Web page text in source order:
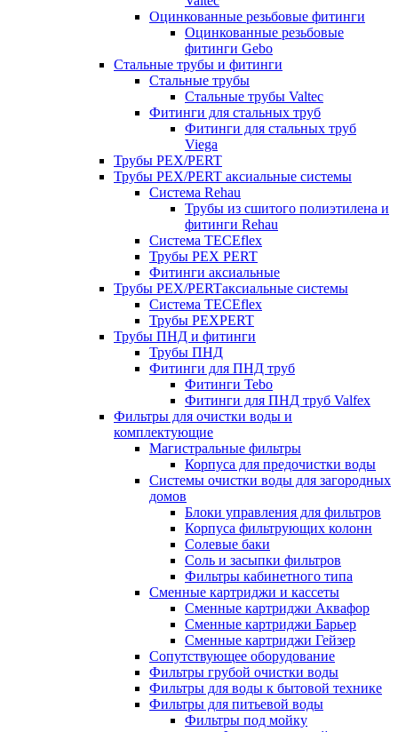
Оцинкованные резьбовые фитинги
Оцинкованные резьбовые
фитинги Gebo
Стальные трубы и фитинги
Стальные трубы
Стальные трубы Valtec
Фитинги для стальных труб
Фитинги для стальных труб
Viega
Трубы PEX/PERT
Трубы PEX/PERT аксиальные системы
Система Rehau
Трубы из сшитого полиэтилена и
фитинги Rehau
Система TECEflex
Трубы PEX PERT
Фитинги аксиальные
Трубы PEX/PERTаксиальные системы
Система TECEflex
Трубы PEXPERT
Трубы ПНД и фитинги
Трубы ПНД
Фитинги для ПНД труб
Фитинги Tebo
Фитинги для ПНД труб Valfex
Фильтры для очистки воды и
комплектующие
Магистральные фильтры
Корпуса для предочистки воды
Системы очистки воды для загородных
домов
Блоки управления для фильтров
Корпуса фильтрующих колонн
Солевые баки
Соль и засыпки фильтров
Фильтры кабинетного типа
Сменные картриджи и кассеты
Сменные картриджи Аквафор
Сменные картриджи Барьер
Сменные картриджи Гейзер
Сопутствующее оборудование
Фильтры грубой очистки воды
Фильтры для воды к бытовой технике
Фильтры для питьевой воды
Фильтры под мойку